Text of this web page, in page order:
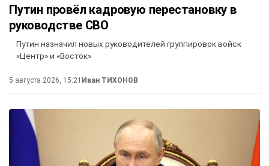
Путин провёл кадровую перестановку в
руководстве СВО
Путин назначил новых руководителей группировок войск
«Центр» и «Восток»
5 августа 2026, 15:21 Иван ТИХОНОВ